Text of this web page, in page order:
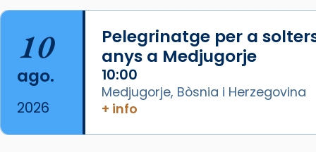
Foto
View on Facebook Share
Arquebisbat de Barcelona
10
ago.
2026
Pelegrinatge per a
anys a Medjugorje
10:00
Medjugorje, Bòsnia i Herzegovina
+ info